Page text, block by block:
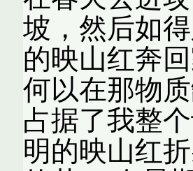
坡，然后如
的映山红奔
何以在那物
占据了我整
明的映山红